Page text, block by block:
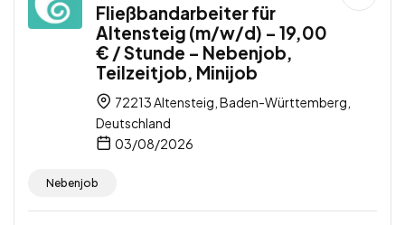
Fließbandarbeiter für
Altensteig (m/w/d) – 19,00
€ / Stunde – Nebenjob,
Teilzeitjob, Minijob
72213 Altensteig, Baden-Württemberg,
Deutschland
03/08/2026
Nebenjob